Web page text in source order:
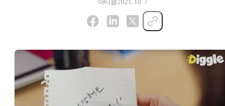
아티클 2021. 10. 7